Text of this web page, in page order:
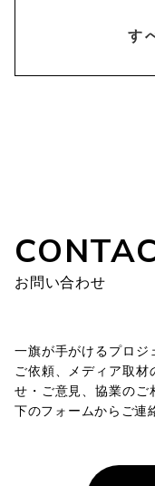
す
お問い合わせ
一旗が手がけるプロジ
ご依頼、メディア取材
せ・ご意見、協業のご
下のフォームからご連